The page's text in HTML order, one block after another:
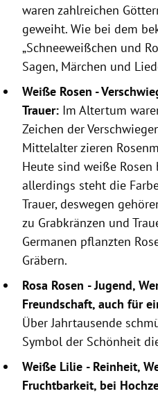
waren zahlreichen
geweiht. Wie bei dem
„Schneeweißchen und
Sagen, Märchen und
Weiße Rosen -
Trauer: Im Altertum
Zeichen der
Mittelalter zieren
Heute sind weiße
allerdings steht die
Trauer, deswegen
zu Grabkränzen und
Germanen pflanzten
Gräbern.
Rosa Rosen - Jugend,
Freundschaft, auch für
Über Jahrtausende
Symbol der Schönheit
Weiße Lilie - Reinheit,
Fruchtbarkeit, bei